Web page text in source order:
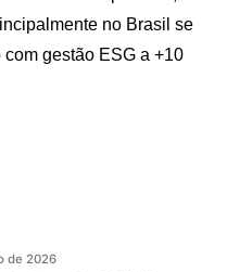
no Brasil se
gestão ESG a +10
de 2026